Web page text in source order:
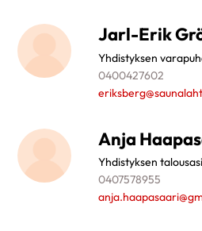
Jarl-Erik
Yhdistyksen
0400427602
Anja
Yhdistyksen
0407578955